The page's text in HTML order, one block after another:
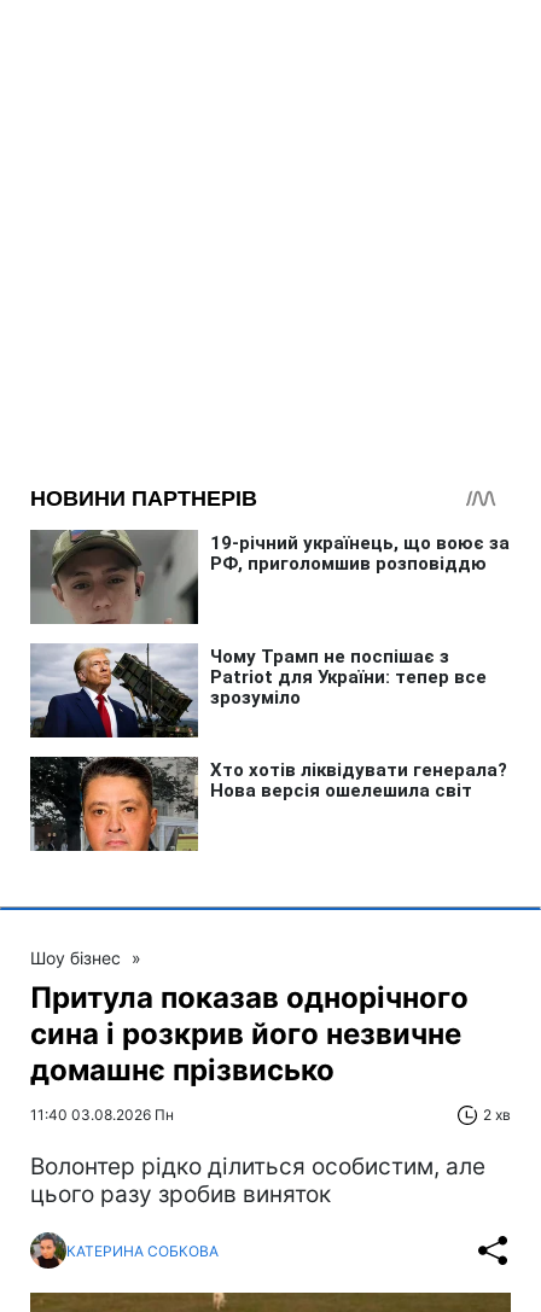
Шоу бізнес »
Притула показав однорічного
сина і розкрив його незвичне
домашнє прізвисько
11:40 03.08.2026 Пн 2 хв
Волонтер рідко ділиться особистим, але
цього разу зробив виняток
КАТЕРИНА СОБКОВА